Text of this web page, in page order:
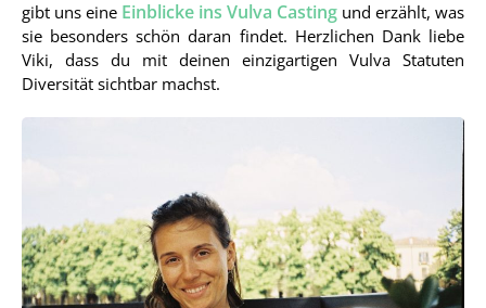
gibt uns eine Einblicke ins Vulva Casting und erzählt, was
sie besonders schön daran findet. Herzlichen Dank liebe
Viki, dass du mit deinen einzigartigen Vulva Statuten
Diversität sichtbar machst.